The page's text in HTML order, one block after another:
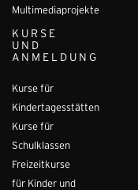
Multimediaprojekte
KURSE
UND
ANMELDUNG
Kurse für
Kindertagesstätten
Kurse für
Schulklassen
Freizeitkurse
für Kinder und